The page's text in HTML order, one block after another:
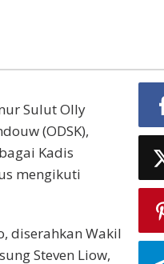
Sulut Olly
(ODSK),
Kadis
mengikuti
diserahkan Wakil
Steven Liow,